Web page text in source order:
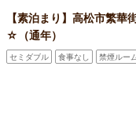
【素泊まり】高松市繁
☆（通年）
セミダブル 食事なし 禁煙ルー